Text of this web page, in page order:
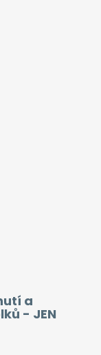
a
- JEN